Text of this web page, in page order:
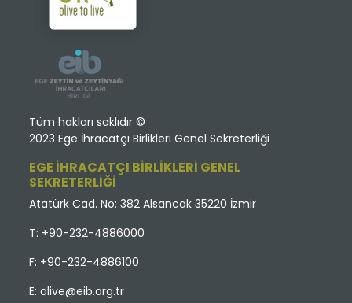
Tüm hakları saklıdır ©
2023 Ege İhracatçı Birlikleri Genel Sekreterliği
EGE İHRACATÇI BİRLİKLERİ GENEL
SEKRETERLİĞİ
Atatürk Cad. No: 382 Alsancak 35220 İzmir
T: +90-232-4886000
F: +90-232-4886100
E:olive@eib.org.tr